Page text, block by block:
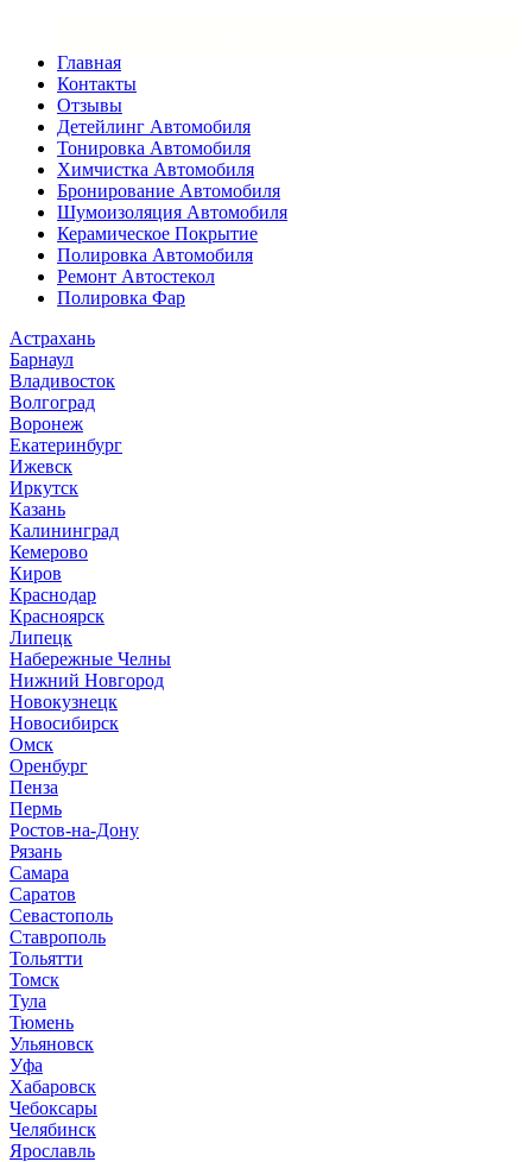
Главная
Контакты
Отзывы
Детейлинг Автомобиля
Тонировка Автомобиля
Химчистка Автомобиля
Бронирование Автомобиля
Шумоизоляция Автомобиля
Керамическое Покрытие
Полировка Автомобиля
Ремонт Автостекол
Полировка Фар
Астрахань
Барнаул
Владивосток
Волгоград
Воронеж
Екатеринбург
Ижевск
Иркутск
Казань
Калининград
Кемерово
Киров
Краснодар
Красноярск
Липецк
Набережные Челны
Нижний Новгород
Новокузнецк
Новосибирск
Омск
Оренбург
Пенза
Пермь
Ростов-на-Дону
Рязань
Самара
Саратов
Севастополь
Ставрополь
Тольятти
Томск
Тула
Тюмень
Ульяновск
Уфа
Хабаровск
Чебоксары
Челябинск
Ярославль